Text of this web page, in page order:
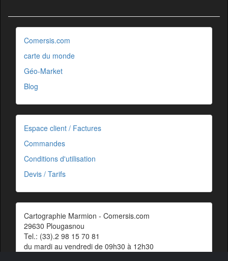
Comersis.com
carte du monde
Géo-Market
Blog
Espace client / Factures
Commandes
Conditions d'utilisation
Devis / Tarifs
Cartographie Marmion - Comersis.com
29630 Plougasnou
Tel.: (33).2 98 15 70 81
du mardi au vendredi de 09h30 à 12h30